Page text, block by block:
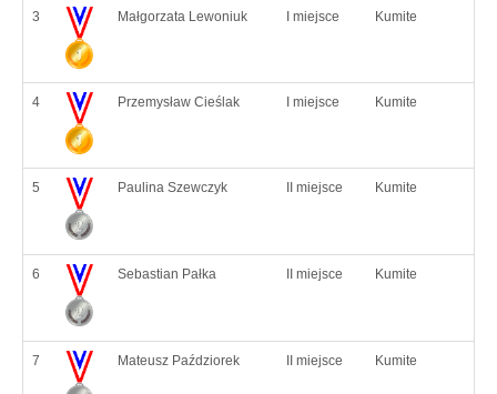
3 Małgorzata Lewoniuk I miejsce Kumite
4 Przemysław Cieślak I miejsce Kumite
5 Paulina Szewczyk II miejsce Kumite
6 Sebastian Pałka II miejsce Kumite
7 Mateusz Paździorek II miejsce Kumite